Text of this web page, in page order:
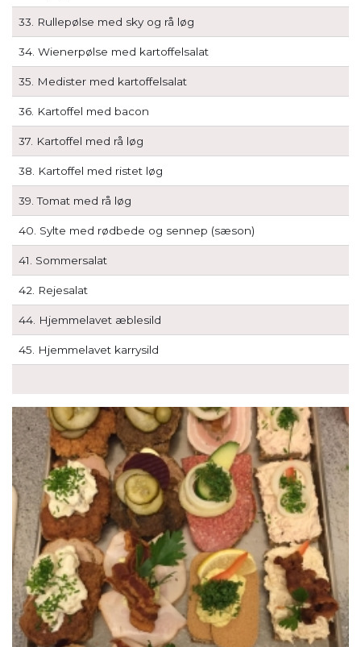
33. Rullepølse med sky og rå løg
34. Wienerpølse med kartoffelsalat
35. Medister med kartoffelsalat
36. Kartoffel med bacon
37. Kartoffel med rå løg
38. Kartoffel med ristet løg
39. Tomat med rå løg
40. Sylte med rødbede og sennep (sæson)
41. Sommersalat
42. Rejesalat
44. Hjemmelavet æblesild
45. Hjemmelavet karrysild